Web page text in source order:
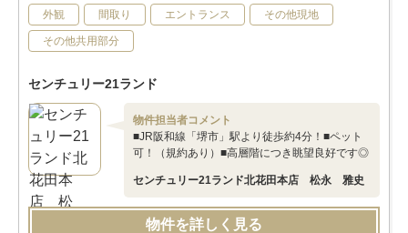
外観 間取り エントランス その他現地
その他共用部分
センチュリー21ランド
物件担当者コメント
■JR阪和線「堺市」駅より徒歩約4分！■ペット
可！（規約あり）■高層階につき眺望良好です◎
センチュリー21ランド北花田本店 松永 雅史
物件を詳しく見る